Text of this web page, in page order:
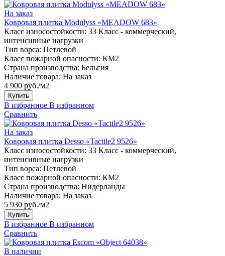
На заказ
Ковровая плитка Modulyss «MEADOW 683»
Класс износостойкости: 33 Класс - коммерческий,
интенсивные нагрузки
Тип ворса: Петлевой
Класс пожарной опасности: КМ2
Страна производства: Бельгия
Наличие товара: На заказ
4 900 руб./м2
Купить
В избранное В избранном
Сравнить
На заказ
Ковровая плитка Desso «Tactile2 9526»
Класс износостойкости: 33 Класс - коммерческий,
интенсивные нагрузки
Тип ворса: Петлевой
Класс пожарной опасности: КМ2
Страна производства: Нидерланды
Наличие товара: На заказ
5 930 руб./м2
Купить
В избранное В избранном
Сравнить
В наличии